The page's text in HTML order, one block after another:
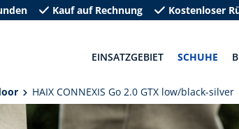
springen Kauf auf Rechnung Kostenloser
EINSATZGEBIET SCHUHE
HAIX CONNEXIS Go 2.0 GTX low/black-silver